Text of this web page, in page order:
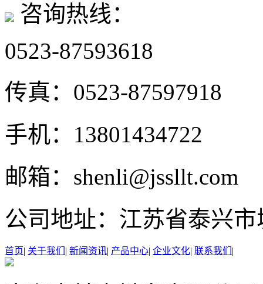
咨询热线：
0523-87593618
传真： 0523-87597918
手机： 13801434722
邮箱： shenli@jssllt.com
公司地址： 江苏省泰兴
首页| 关于我们 | 新闻资讯| 产品中心| 企业文化| 联系我们 |